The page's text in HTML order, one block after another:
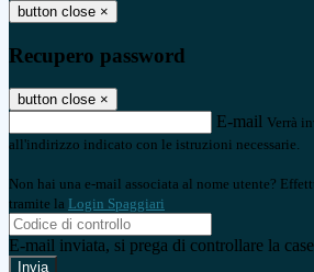
button close ×
Recupero password
button close ×
E-mail Verrà
all'indirizzo indicato con le istruzioni necessarie.
Non hai una e-mail associata al nome utente?
tramite la Login Spaggiari
E-mail inviata, si prega di controllare la